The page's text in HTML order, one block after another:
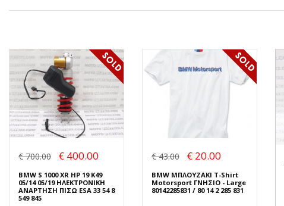
€ 700.00 € 400.00
BMW S 1000 XR HP 19 K49
05/14 05/19 ΗΛΕΚΤΡΟΝΙΚΗ
ΑΝΑΡΤΗΣΗ ΠΙΣΩ ESA 33 54 8
549 845
€ 43.00 € 20.00
BMW ΜΠΛΟΥΖΑΚΙ T-Shirt
Motorsport ΓΝΗΣΙΟ - Large
80142285831 / 80 14 2 285 831